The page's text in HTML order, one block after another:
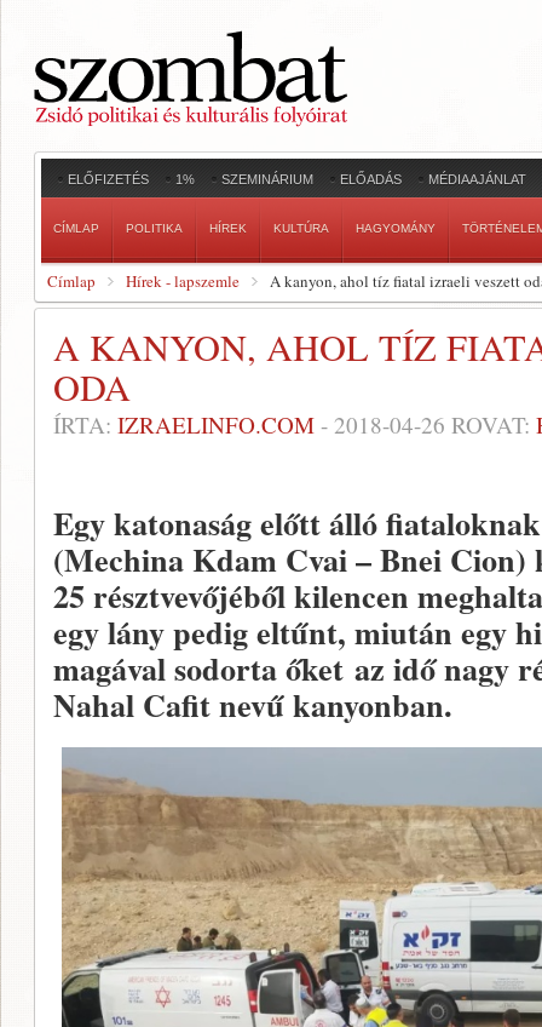
ELŐFIZETÉS 1% SZEMINÁRIUM ELŐADÁS MÉDIAAJÁNLAT
CÍMLAP POLITIKA HÍREK KULTÚRA HAGYOMÁNY
Címlap Hírek - lapszemle A kanyon, ahol tíz fiatal izraeli veszett
A KANYON, AHOL TÍZ
ODA
ÍRTA: IZRAELINFO.COM - 2018-04-26 ROVAT:
Egy katonaság előtt álló
(Mechina Kdam Cvai – Bnei Cion)
25 résztvevőjéből kilencen
egy lány pedig eltűnt, miután egy
magával sodorta őket az idő nagy
Nahal Cafit nevű kanyonban.